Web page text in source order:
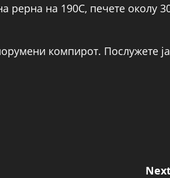
рерна на 190С, печете околу
компирот. Послужете ја